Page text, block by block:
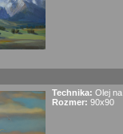
Technika: Olej
Rozmer: 90x90